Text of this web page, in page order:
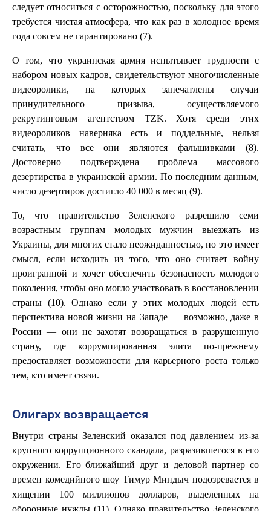
следует относиться с осторожностью, поскольку для этого
требуется чистая атмосфера, что как раз в холодное время
года совсем не гарантировано (7).
О том, что украинская армия испытывает трудности с
набором новых кадров, свидетельствуют многочисленные
видеоролики, на которых запечатлены случаи
принудительного призыва, осуществляемого
рекрутинговым агентством TZK. Хотя среди этих
видеороликов наверняка есть и поддельные, нельзя
считать, что все они являются фальшивками (8).
Достоверно подтверждена проблема массового
дезертирства в украинской армии. По последним данным,
число дезертиров достигло 40 000 в месяц (9).
То, что правительство Зеленского разрешило семи
возрастным группам молодых мужчин выезжать из
Украины, для многих стало неожиданностью, но это имеет
смысл, если исходить из того, что оно считает войну
проигранной и хочет обеспечить безопасность молодого
поколения, чтобы оно могло участвовать в восстановлении
страны (10). Однако если у этих молодых людей есть
перспектива новой жизни на Западе — возможно, даже в
России — они не захотят возвращаться в разрушенную
страну, где коррумпированная элита по-прежнему
предоставляет возможности для карьерного роста только
тем, кто имеет связи.
Олигарх возвращается
Внутри страны Зеленский оказался под давлением из-за
крупного коррупционного скандала, разразившегося в его
окружении. Его ближайший друг и деловой партнер со
времен комедийногошоу Тимур Миндыч подозревается в
хищении 100 миллионов долларов, выделенных на